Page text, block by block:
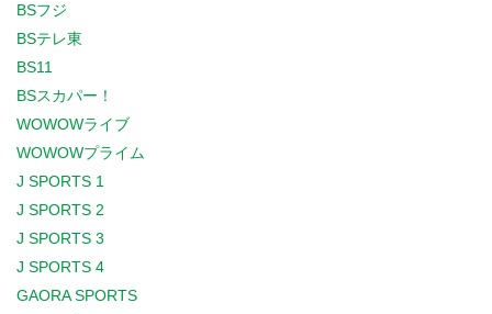
BSフジ
BSテレ東
BS11
BSスカパー！
WOWOWライブ
WOWOWプライム
J SPORTS 1
J SPORTS 2
J SPORTS 3
J SPORTS 4
GAORA SPORTS